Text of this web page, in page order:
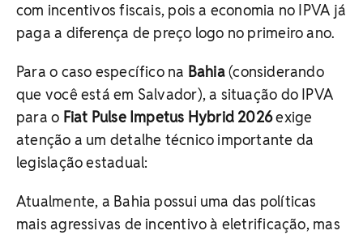
com incentivos fiscais, pois a economia no IPVA já
paga a diferença de preço logo no primeiro ano.
Para o caso específico na Bahia(considerando
que você está em Salvador), a situação do IPVA
para o Fiat Pulse Impetus Hybrid 2026exige
atenção a um detalhe técnico importante da
legislação estadual:
Atualmente, a Bahia possui uma das políticas
mais agressivas de incentivo à eletrificação, mas